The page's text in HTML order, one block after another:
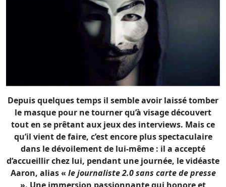
Depuis quelques temps il semble avoir laissé tomber
le masque pour ne tourner qu’à visage découvert
tout en se prêtant aux jeux des interviews. Mais ce
qu’il vient de faire, c’est encore plus spectaculaire
dans le dévoilement de lui-même : il a accepté
d’accueillir chez lui, pendant une journée, le vidéaste
Aaron, alias «le journaliste 2.0 sans carte de presse
». Une immersion passionnante qui honore et
humanise l’homme - Maxime -, son couple avec
Guillaume et l’industrie du X gay. Diffusion sur
Youtube oblige, le docu est soft. Sa collab avec lThéo
Kami n’est pas filmée. Mais24H avec une star du X
LGBTn’en est pas moins un must. Regardez…